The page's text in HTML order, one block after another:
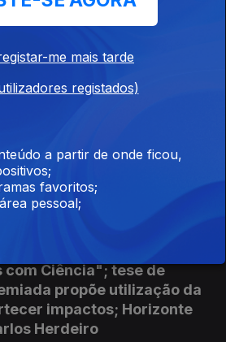
na Universidade
avalia o impacto dos
cognitivo de
opinião de Carlos Fonseca
Ciência"; tese de
propõe utilização da
impactos; Horizonte
Herdeiro
me mais tarde
registados)
a partir de onde ficou,
favoritos;
pessoal;